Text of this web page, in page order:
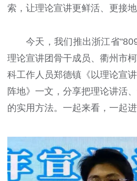
索，让理论宣讲更鲜活、更接地
今天，我们推出浙江省
理论宣讲团骨干成员、衢州市
科工作人员郑德镇《以理论宣
阵地》一文，分享把理论讲活
的实用方法。一起来看，一起进